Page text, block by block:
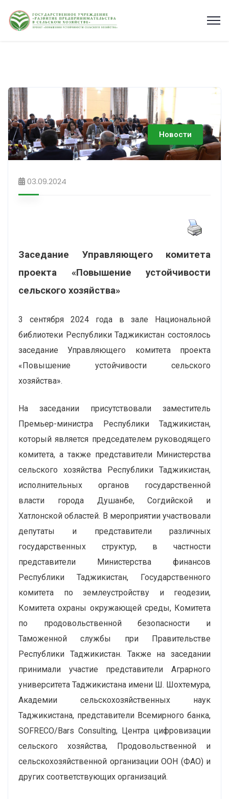
Новости
03.09.2024
Заседание Управляющего комитета
проекта «Повышение устойчивости
сельского хозяйства»
3 сентября 2024 года в зале Национальной
библиотеки Республики Таджикистан состоялось
заседание Управляющего комитета проекта
«Повышение устойчивости сельского
хозяйства».
На заседании присутствовали заместитель
Премьер-министра Республики Таджикистан,
который является председателем руководящего
комитета, а также представители Министерства
сельского хозяйства Республики Таджикистан,
исполнительных органов государственной
власти города Душанбе, Согдийской и
Хатлонской областей. В мероприятии участвовали
депутаты и представители различных
государственных структур, в частности
представители Министерства финансов
Республики Таджикистан, Государственного
комитета по землеустройству и геодезии,
Комитета охраны окружающей среды, Комитета
по продовольственной безопасности и
Таможенной службы при Правительстве
Республики Таджикистан. Также на заседании
принимали участие представители Аграрного
университета Таджикистана имени Ш. Шохтемура,
Академии сельскохозяйственных наук
Таджикистана, представители Всемирного банка,
SOFRECO/Bars Consulting, Центра цифровизации
сельского хозяйства, Продовольственной и
сельскохозяйственной организации ООН (ФАО) и
других соответствующих организаций.